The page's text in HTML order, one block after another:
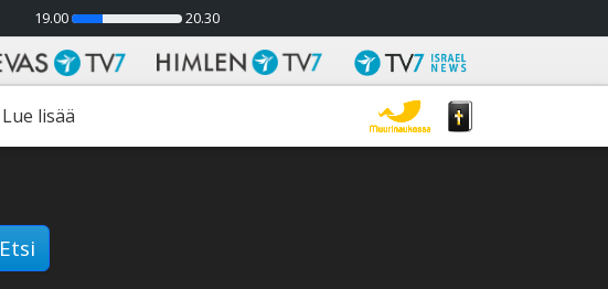
19.00
28%
20.30
Lue lisää
Etsi